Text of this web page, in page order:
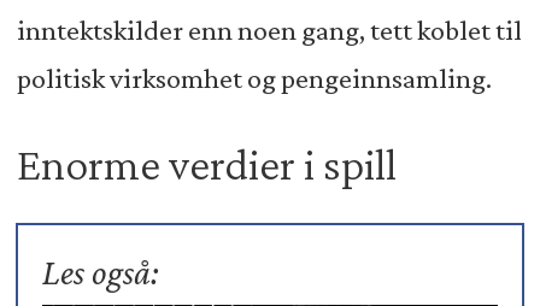
inntektskilder enn noen gang, tett koblet til
politisk virksomhet og pengeinnsamling.
Enorme verdier i spill
Les også: